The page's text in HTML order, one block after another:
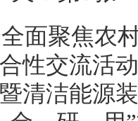
面聚焦农
性交流活
清洁能源